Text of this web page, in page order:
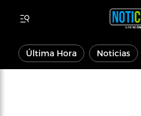
Última Hora Noticias